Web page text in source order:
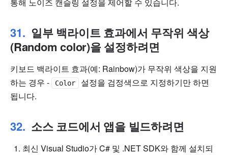
통해 노이즈 캔슬링 설정을 제어할 수 있습니다.
일부 백라이트 효과에서 무작위 색상
(Random color)을 설정하려면
키보드 백라이트 효과(예: Rainbow)가 무작위 색상을 지원
하는 경우 -
Color
설정을 검정색으로 지정하기만 하면
됩니다.
소스 코드에서 앱을 빌드하려면
최신 Visual Studio가 C# 및 .NET SDK와 함께 설치되